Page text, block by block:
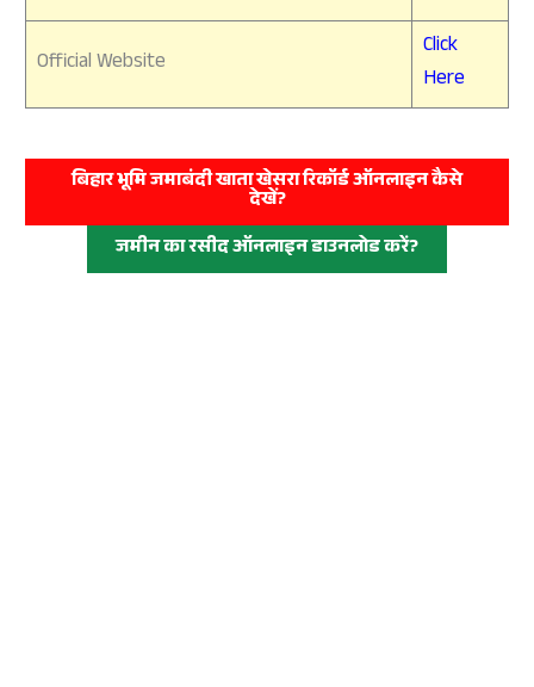
Official Website
Click
Here
बिहार भूमि जमाबंदी खाता खेसरा रिकॉर्ड ऑनलाइन कैसे
देखें?
जमीन का रसीद ऑनलाइन डाउनलोड करें?